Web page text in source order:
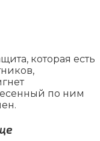
которая есть
по ним